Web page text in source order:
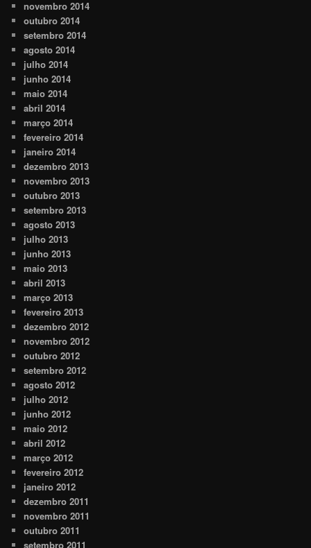
novembro 2014
outubro 2014
setembro 2014
agosto 2014
julho 2014
junho 2014
maio 2014
abril 2014
março 2014
fevereiro 2014
janeiro 2014
dezembro 2013
novembro 2013
outubro 2013
setembro 2013
agosto 2013
julho 2013
junho 2013
maio 2013
abril 2013
março 2013
fevereiro 2013
dezembro 2012
novembro 2012
outubro 2012
setembro 2012
agosto 2012
julho 2012
junho 2012
maio 2012
abril 2012
março 2012
fevereiro 2012
janeiro 2012
dezembro 2011
novembro 2011
outubro 2011
setembro 2011